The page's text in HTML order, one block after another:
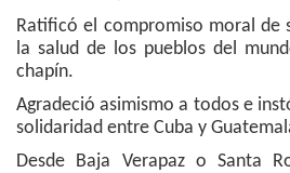
Ratificó el compromiso moral de
la salud de los pueblos del
chapín.
Agradeció asimismo a todos e
solidaridad entre Cuba y
Desde Baja Verapaz o Santa